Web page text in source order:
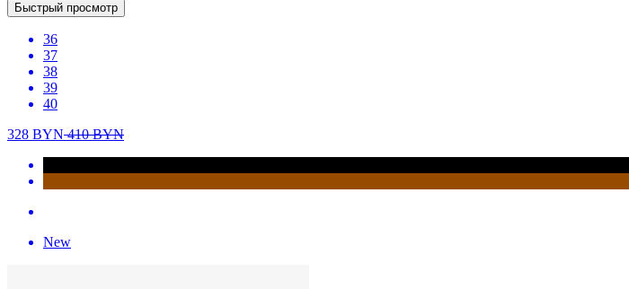
Быстрый просмотр
36
37
38
39
40
328 BYN410BYN
New